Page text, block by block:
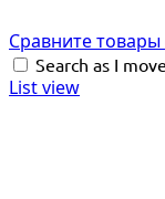
Сравните товары
Search as I
List view